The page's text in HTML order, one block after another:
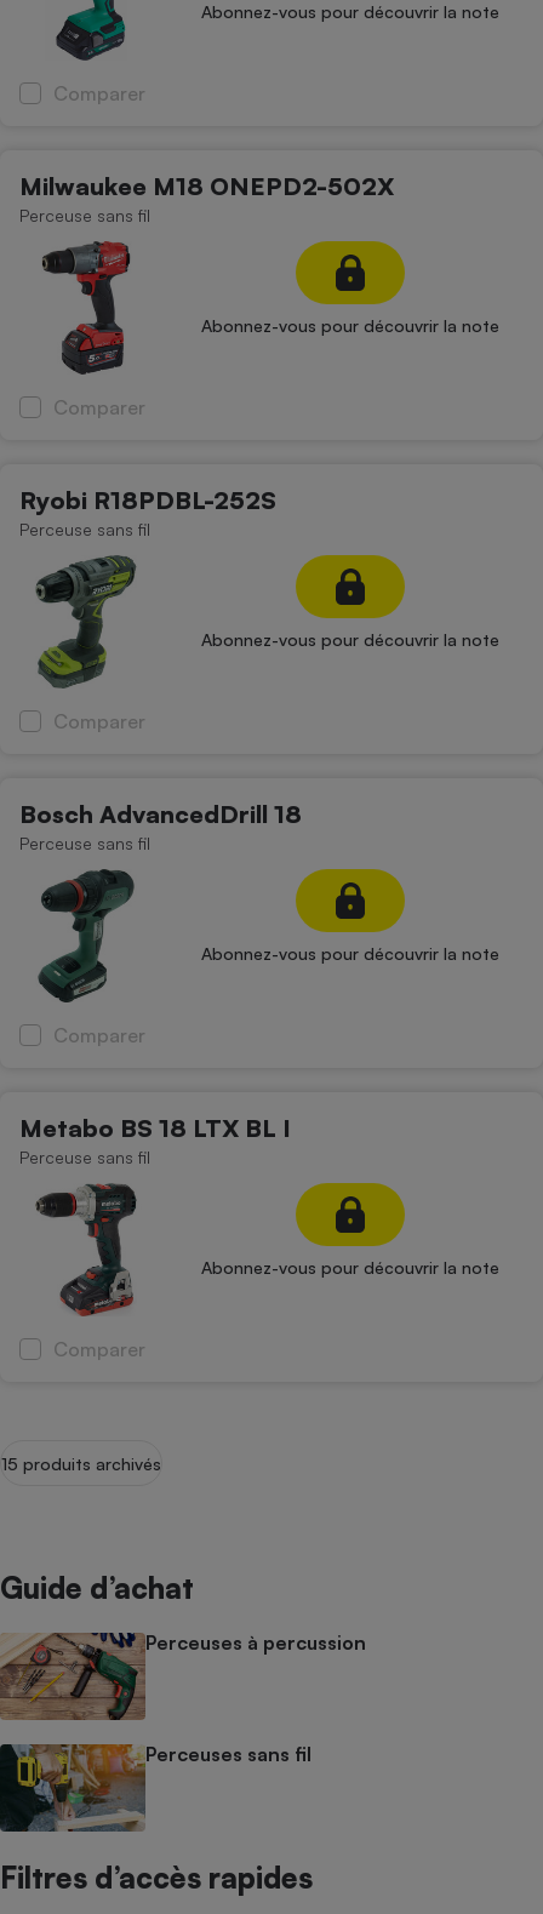
Abonnez-vous pour découvrir la note
Comparer
Milwaukee M18 ONEPD2-502X
Perceuse sans fil
Abonnez-vous pour découvrir la note
Comparer
Ryobi R18PDBL-252S
Perceuse sans fil
Abonnez-vous pour découvrir la note
Comparer
Bosch AdvancedDrill 18
Perceuse sans fil
Abonnez-vous pour découvrir la note
Comparer
Metabo BS 18 LTX BL I
Perceuse sans fil
Abonnez-vous pour découvrir la note
Comparer
15 produits archivés
Guide d’achat
Perceuses à percussion
Perceuses sans fil
Filtres d’accès rapides